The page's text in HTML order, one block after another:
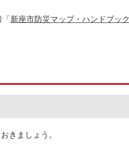
新座市防災マップ・ハンドブック
きましょう。